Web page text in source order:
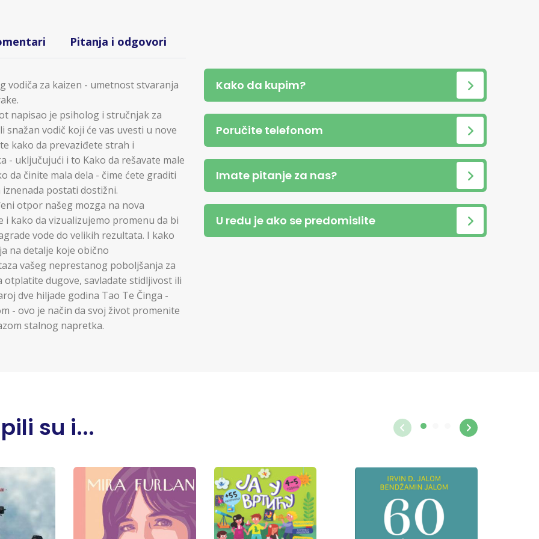
Pitanja i odgovori
vodiča za kaizen - umetnost stvaranja
napisao je psiholog i stručnjak za
vodič koji će vas uvesti u nove
kako da prevaziđete strah i
- uključujući i to Kako da rešavate male
da činite mala dela - čime ćete graditi
postati dostižni.
otpor našeg mozga na nova
kako da vizualizujemo promenu da bi
vode do velikih rezultata. I kako
na detalje koje obično
vašeg neprestanog poboljšanja za
dugove, savladate stidljivost ili
dve hiljade godina Tao Te Činga -
- ovo je način da svoj život promenite
stalnog napretka.
Kako da kupim?
Poručite telefonom
Imate pitanje za nas?
U redu je ako se predomislite
su i...